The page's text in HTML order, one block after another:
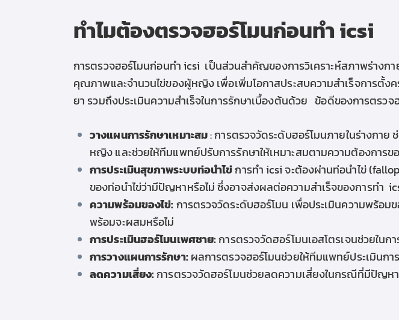
ทำไมต้องตรวจฮอร์โมนก่อนทำ icsi
การตรวจฮอร์โมนก่อนทำicsi เป็นส่วนสำคัญของการวิเคราะห์สภาพร่างก
คุณภาพและจำนวนไข่ของผู้หญิง เพื่อเพิ่มโอกาสประสบความสำเร็จการตั้ง
ยา รวมถึงประเมินความสำเร็จในการรักษาเบื้องต้นด้วย ข้อดีของการตรวจ
วางแผนการรักษาเหมาะสม: การตรวจวัดระดับฮอร์โมนภายในร่างกาย
หญิง และช่วยให้ทีมแพทย์ปรับการรักษาให้เหมาะสมตามความต้องการข
การประเมินสุขภาพระบบท่อนำไข่การทำ icsiจะต้องผ่านท่อนำไข่
ของท่อนำไข่ว่ามีปัญหาหรือไม่ ซึ่งอาจส่งผลต่อความสำเร็จของการทำ
ความพร้อมของไข่: การตรวจวัดระดับฮอร์โมน เพื่อประเมินความพร้อม
พร้อมจะผสมหรือไม่
การประเมินฮอร์โมนเพศชาย:การตรวจวัดฮอร์โมนเอสโตรเจนช่วยในก
การวางแผนการรักษา: ผลการตรวจฮอร์โมนช่วยให้ทีมแพทย์ประเมินก
ลดความเสี่ยง:การตรวจวัดฮอร์โมนช่วยลดความเสี่ยงในกรณีที่มีปัญ